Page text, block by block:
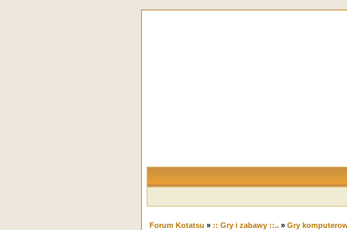
Forum Kotatsu » :: Gry i zabawy ::..» Gry